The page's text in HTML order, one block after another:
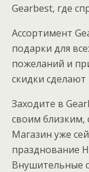
Gearbest, где
Ассортимент
подарки для
пожеланий и
скидки сделают
Заходите в
своим близким,
Магазин уже
празднование
Внушительные